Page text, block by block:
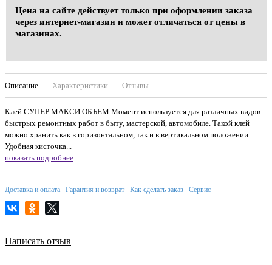
Цена на сайте действует только при оформлении заказа
через интернет-магазин и может отличаться от цены в
магазинах.
Описание Характеристики Отзывы
Клей СУПЕР МАКСИ ОБЪЕМ Момент используется для различных видов
быстрых ремонтных работ в быту, мастерской, автомобиле. Такой клей
можно хранить как в горизонтальном, так и в вертикальном положении.
Удобная кисточка...
показать подробнее
Доставка и оплата Гарантия и возврат Как сделать заказ Сервис
Написать отзыв